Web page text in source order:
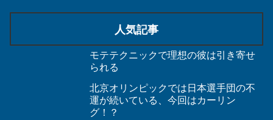
人気記事
モテテクニックで理想の彼は引き寄せ
られる
北京オリンピックでは日本選手団の不
運が続いている、今回はカーリン
グ！？